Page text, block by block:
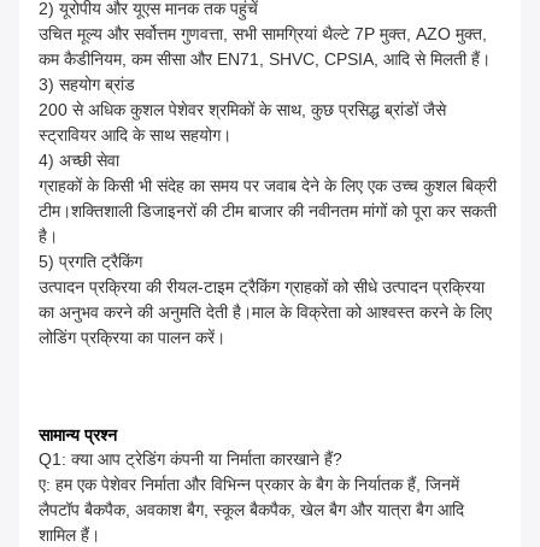
2) यूरोपीय और यूएस मानक तक पहुंचें
उचित मूल्य और सर्वोत्तम गुणवत्ता, सभी सामग्रियां थैल्टे 7P मुक्त, AZO मुक्त,
कम कैडीनियम, कम सीसा और EN71, SHVC, CPSIA, आदि से मिलती हैं।
3) सहयोग ब्रांड
200 से अधिक कुशल पेशेवर श्रमिकों के साथ, कुछ प्रसिद्ध ब्रांडों जैसे
स्ट्रावियर आदि के साथ सहयोग।
4) अच्छी सेवा
ग्राहकों के किसी भी संदेह का समय पर जवाब देने के लिए एक उच्च कुशल बिक्री
टीम।शक्तिशाली डिजाइनरों की टीम बाजार की नवीनतम मांगों को पूरा कर सकती
है।
5) प्रगति ट्रैकिंग
उत्पादन प्रक्रिया की रीयल-टाइम ट्रैकिंग ग्राहकों को सीधे उत्पादन प्रक्रिया
का अनुभव करने की अनुमति देती है।माल के विक्रेता को आश्वस्त करने के लिए
लोडिंग प्रक्रिया का पालन करें।
सामान्य प्रश्न
Q1: क्या आप ट्रेडिंग कंपनी या निर्माता कारखाने हैं?
ए: हम एक पेशेवर निर्माता और विभिन्न प्रकार के बैग के निर्यातक हैं, जिनमें
लैपटॉप बैकपैक, अवकाश बैग, स्कूल बैकपैक, खेल बैग और यात्रा बैग आदि
शामिल हैं।